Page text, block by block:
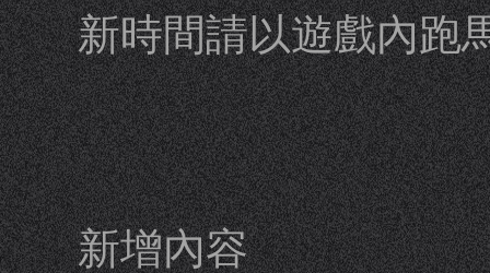
新時間請以遊戲內跑
新增內容